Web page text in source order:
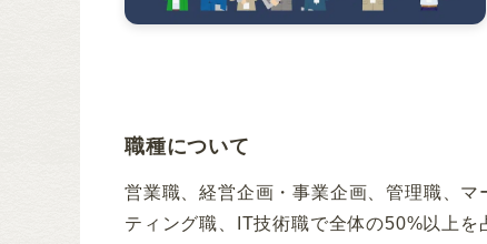
職種について
営業職、経営企画・事業企画、管理職、マ
ティング職、IT技術職で全体の50%以上を